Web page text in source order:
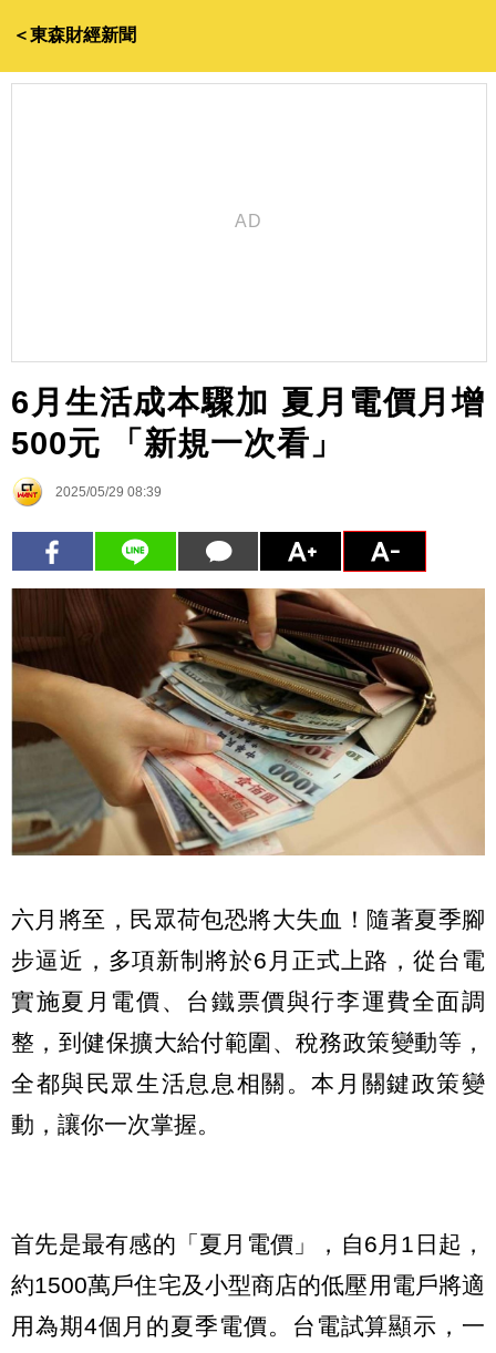
＜東森財經新聞
6月生活成本驟加 夏月電價月增
500元 「新規一次看」
2025/05/29 08:39
六月將至，民眾荷包恐將大失血！隨著夏季腳
步逼近，多項新制將於6月正式上路，從台電
實施夏月電價、台鐵票價與行李運費全面調
整，到健保擴大給付範圍、稅務政策變動等，
全都與民眾生活息息相關。本月關鍵政策變
動，讓你一次掌握。
首先是最有感的「夏月電價」，自6月1日起，
約1500萬戶住宅及小型商店的低壓用電戶將適
用為期4個月的夏季電價。台電試算顯示，一